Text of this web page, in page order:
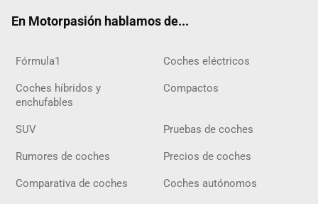
En Motorpasión hablamos de...
Fórmula1 Coches eléctricos
Coches híbridos y
enchufables
Compactos
SUV Pruebas de coches
Rumores de coches Precios de coches
Comparativa de coches Coches autónomos